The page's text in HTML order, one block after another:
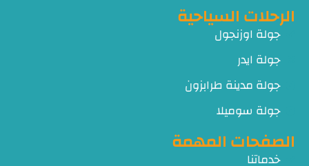
الرحلات السياحية
جولة اوزنجول
جولة ايدر
جولة مدينة طرابزون
جولة سوميلا
الصفحات المهمة
خدماتنا